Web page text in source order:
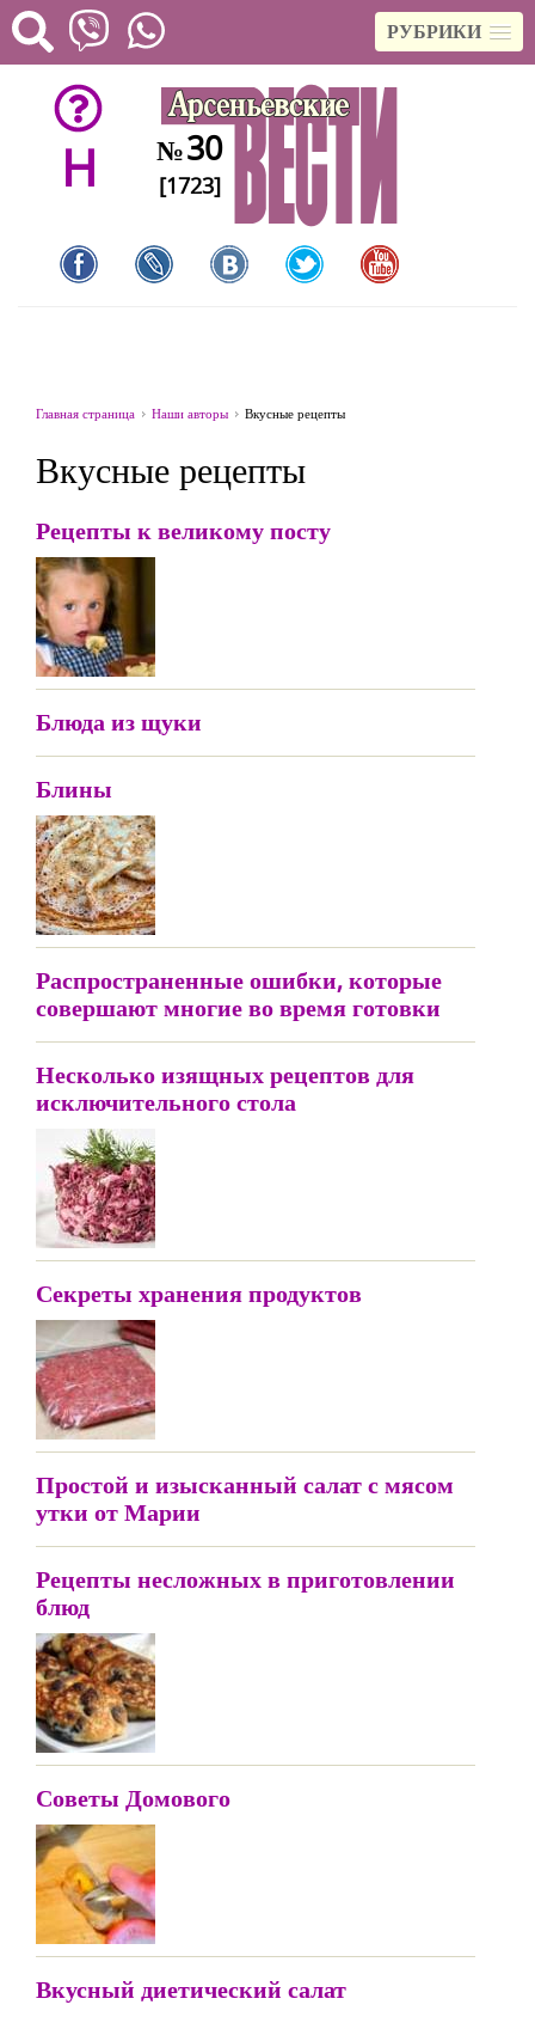
РУБРИКИ
H №30
[1723]
Главная страница Наши авторы Вкусные рецепты
Вкусные рецепты
Рецепты к великому посту
Блюда из щуки
Блины
Распространенные ошибки, которые
совершают многие во время готовки
Несколько изящных рецептов для
исключительного стола
Секреты хранения продуктов
Простой и изысканный салат с мясом
утки от Марии
Рецепты несложных в приготовлении
блюд
Советы Домового
Вкусный диетический салат